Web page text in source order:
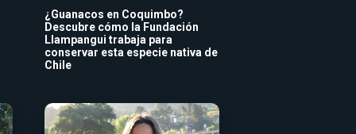
¿Guanacos en Coquimbo?
Descubre cómo la Fundación
Llampangui trabaja para
conservar esta especie nativa de
Chile